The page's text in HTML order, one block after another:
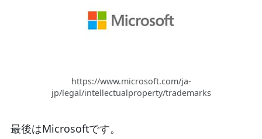
https://www.microsoft.com/ja-
jp/legal/intellectualproperty/trademarks
最後はMicrosoftです。